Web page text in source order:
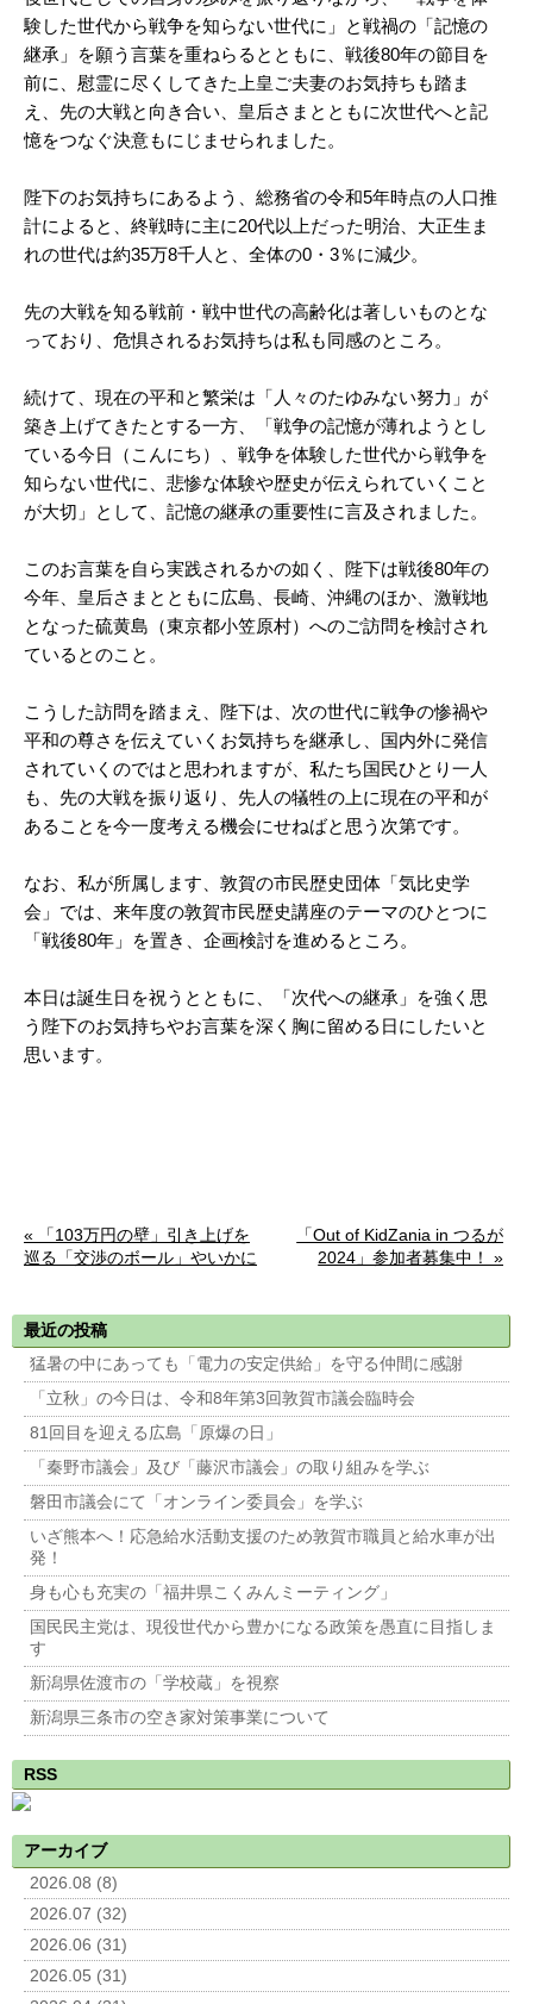
験した世代から戦争を知らない世代に」と戦禍の「記憶の
継承」を願う言葉を重ねらるとともに、戦後80年の節目を
前に、慰霊に尽くしてきた上皇ご夫妻のお気持ちも踏ま
え、先の大戦と向き合い、皇后さまとともに次世代へと記
憶をつなぐ決意もにじませられました。
陛下のお気持ちにあるよう、総務省の令和5年時点の人口推
計によると、終戦時に主に20代以上だった明治、大正生ま
れの世代は約35万8千人と、全体の0・3％に減少。
先の大戦を知る戦前・戦中世代の高齢化は著しいものとな
っており、危惧されるお気持ちは私も同感のところ。
続けて、現在の平和と繁栄は「人々のたゆみない努力」が
築き上げてきたとする一方、「戦争の記憶が薄れようとし
ている今日（こんにち）、戦争を体験した世代から戦争を
知らない世代に、悲惨な体験や歴史が伝えられていくこと
が大切」として、記憶の継承の重要性に言及されました。
このお言葉を自ら実践されるかの如く、陛下は戦後80年の
今年、皇后さまとともに広島、長崎、沖縄のほか、激戦地
となった硫黄島（東京都小笠原村）へのご訪問を検討され
ているとのこと。
こうした訪問を踏まえ、陛下は、次の世代に戦争の惨禍や
平和の尊さを伝えていくお気持ちを継承し、国内外に発信
されていくのではと思われますが、私たち国民ひとり一人
も、先の大戦を振り返り、先人の犠牲の上に現在の平和が
あることを今一度考える機会にせねばと思う次第です。
なお、私が所属します、敦賀の市民歴史団体「気比史学
会」では、来年度の敦賀市民歴史講座のテーマのひとつに
「戦後80年」を置き、企画検討を進めるところ。
本日は誕生日を祝うとともに、「次代への継承」を強く思
う陛下のお気持ちやお言葉を深く胸に留める日にしたいと
思います。
« 「103万円の壁」引き上げを
巡る「交渉のボール」やいかに
「Out of KidZania in つるが
2024」参加者募集中！ »
最近の投稿
猛暑の中にあっても「電力の安定供給」を守る仲間に感謝
「立秋」の今日は、令和8年第3回敦賀市議会臨時会
81回目を迎える広島「原爆の日」
「秦野市議会」及び「藤沢市議会」の取り組みを学ぶ
磐田市議会にて「オンライン委員会」を学ぶ
いざ熊本へ！応急給水活動支援のため敦賀市職員と給水車が出
発！
身も心も充実の「福井県こくみんミーティング」
国民民主党は、現役世代から豊かになる政策を愚直に目指しま
す
新潟県佐渡市の「学校蔵」を視察
新潟県三条市の空き家対策事業について
RSS
アーカイブ
2026.08 (8)
2026.07 (32)
2026.06 (31)
2026.05 (31)